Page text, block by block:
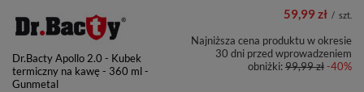
Dr.Bacty Apollo 2.0 - Kubek
termiczny na kawę - 360 ml -
Gunmetal
59,99 zł / szt.
Najniższa cena produktu w okresie
30 dni przed wprowadzeniem
obniżki:99,99 zł-40%